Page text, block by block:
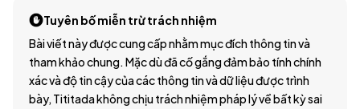
Tuyên bố miễn trừ trách nhiệm
Bài viết này được cung cấp nhằm mục đích thông tin và
tham khảo chung. Mặc dù đã cố gắng đảm bảo tính chính
xác và độ tin cậy của các thông tin và dữ liệu được trình
bày, Tititada không chịu trách nhiệm pháp lý về bất kỳ sai